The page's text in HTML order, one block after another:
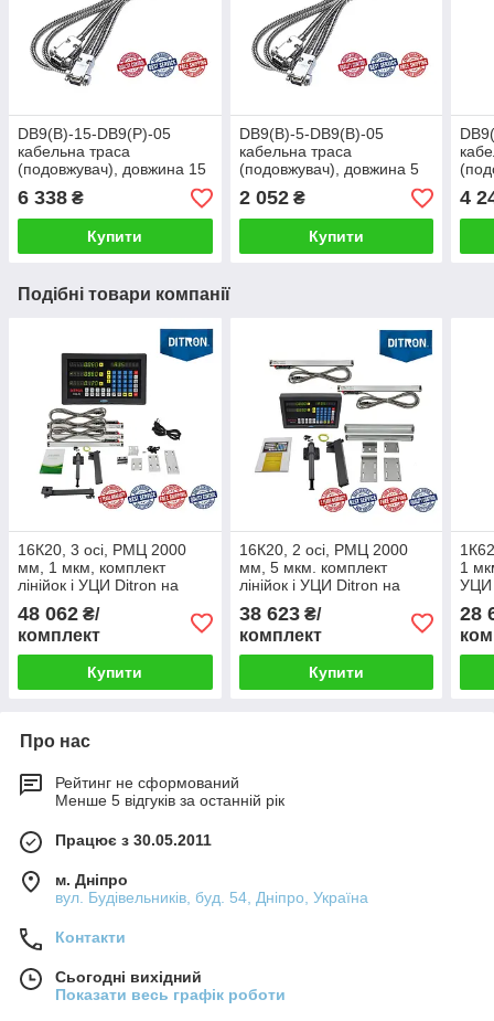
DB9(В)-15-DB9(Р)-05
кабельна траса
(подовжувач), довжина 15
6 338 ₴
Купити
DB9(В)-5-DB9(В)-05
кабельна траса
(подовжувач), довжина 5
2 052₴
Купити
4
Подібні товари компанії
16К20, 3 осі, РМЦ 2000
мм, 1 мкм, комплект
лінійок і УЦИ Ditron на
48 062 ₴/
комплект
Купити
16К20, 2 осі, РМЦ 2000
мм, 5 мкм. комплект
лінійок і УЦИ Ditron на
38 623₴/
комплект
Купити
1
УЦИ
28
Про нас
Рейтинг не сформований
Менше 5 відгуків за останній рік
Працює з 30.05.2011
м. Дніпро
вул. Будівельників, буд. 54, Дніпро, Україна
Контакти
Сьогодні вихідний
Показати весь графік роботи